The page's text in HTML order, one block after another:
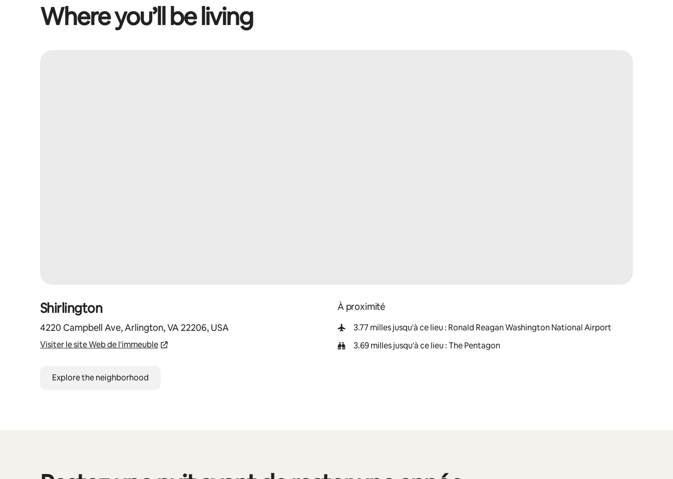
Where you’ll be living
Shirlington
4220 Campbell Ave, Arlington, VA 22206, USA
Visiter le site Web de l'immeuble
Explore the neighborhood
À proximité
3.77 milles jusqu'à ce lieu : Ronald Reagan Washington National Airport
3.69 milles jusqu'à ce lieu : The Pentagon
0 article sur 0 est affiché.